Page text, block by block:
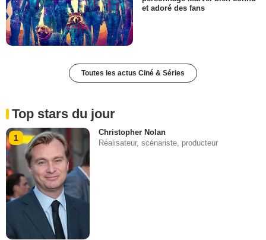
et adoré des fans
Toutes les actus Ciné & Séries
Top stars du jour
1
Christopher Nolan
Réalisateur, scénariste, producteur